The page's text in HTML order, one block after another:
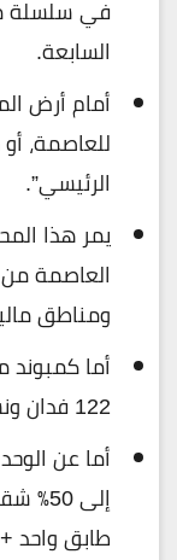
في سلسلة
السابعة.
أمام أرض
للعاصمة،
الرئيسي”.
يمر هذا
العاصمة
ومناطق
أما
122 فدان ونسبة البناء حوالي 18٪ فقط.
أما عن
طابق واحد + 7 طوابق.